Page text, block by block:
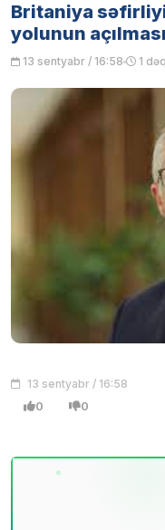
Britaniya
yolunun
13 sentyabr / 16:58 1 dəq
13 sentyabr / 16:58
0 0